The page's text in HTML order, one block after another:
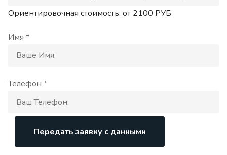
Ориентировочная стоимость: от 2100 РУБ
Имя *
Телефон *
Передать заявку с данными